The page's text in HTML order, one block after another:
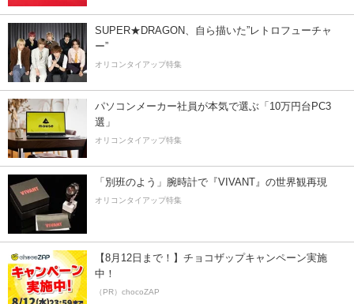
SUPER★DRAGON、自ら描いた”レトロフューチャ
ー”
オリコンタイアップ特集
パソコンメーカー社員が本気で選ぶ「10万円台PC3
選」
オリコンタイアップ特集
「別班のよう」腕時計で『VIVANT』の世界観再現
オリコンタイアップ特集
【8月12日まで！】チョコザップキャンペーン実施
中！
（PR）chocoZAP